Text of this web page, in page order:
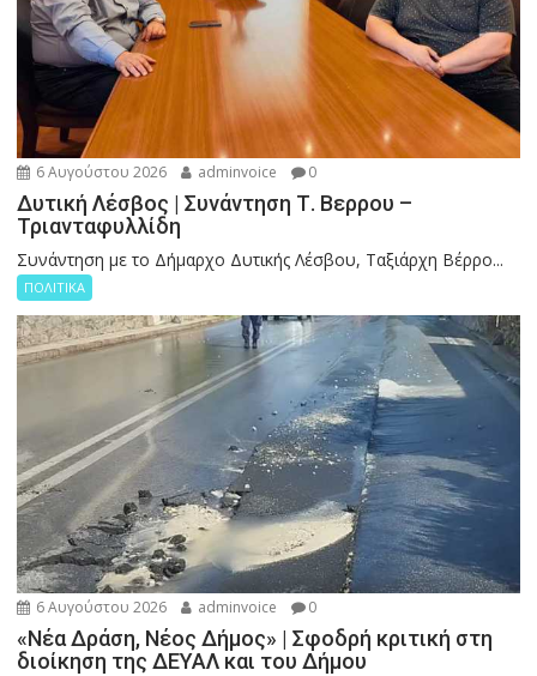
6 Αυγούστου 2026 adminvoice 0
Δυτική Λέσβος | Συνάντηση Τ. Βερρου –
Τριανταφυλλίδη
Συνάντηση με το Δήμαρχο Δυτικής Λέσβου, Ταξιάρχη Βέρρο...
ΠΟΛΙΤΙΚΑ
6 Αυγούστου 2026 adminvoice 0
«Νέα Δράση, Νέος Δήμος» | Σφοδρή κριτική στη
διοίκηση της ΔΕΥΑΛ και του Δήμου